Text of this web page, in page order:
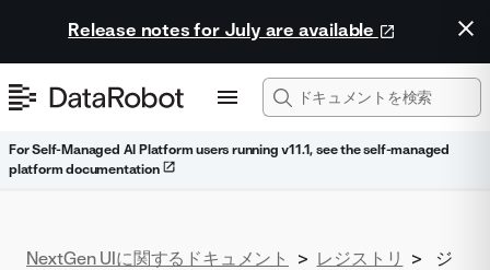
Release notes for July are available
For Self-Managed AI Platform users running v11.1, see the self-managed
platform documentation
NextGen UIに関するドキュメント > レジストリ >
ジ